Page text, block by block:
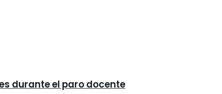
durante el paro docente